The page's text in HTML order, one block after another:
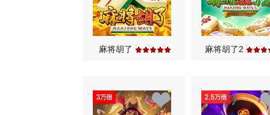
麻将胡了 麻将胡了2